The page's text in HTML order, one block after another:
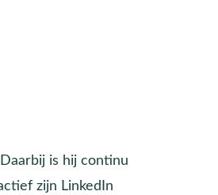
is hij continu
zijn LinkedIn